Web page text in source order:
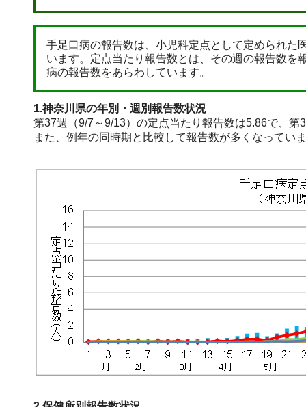
手足口病の報告数は、小児科定点として定められた
います。定点当たり報告数とは、その週の報告数
病の報告数をあらわしています。
1.神奈川県の年別・週別報告数状況
第37週（9/7～9/13）の定点当たり報告数は5.86で、
また、例年の同時期と比較して報告数が多くなってい